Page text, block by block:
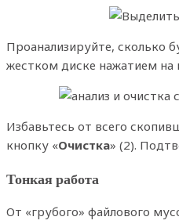
Проанализируйте, сколько
жестком диске нажатием на
Избавьтесь от всего
кнопку «Очистка» (2).
Тонкая работа
От «грубого» файлового